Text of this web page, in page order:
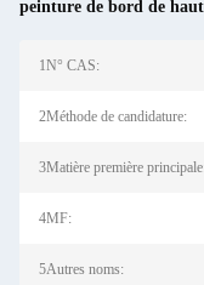
peinture de bord de
1N° CAS:
2Méthode de candidature:
3Matière première
4MF:
5Autres noms: